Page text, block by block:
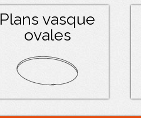
Plans vasque
ovales